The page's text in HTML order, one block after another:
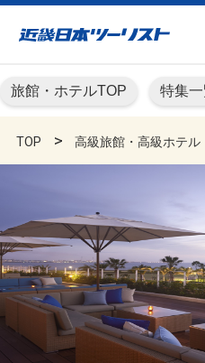
旅館・ホテルTOP 特集
TOP 高級旅館・高級ホテル